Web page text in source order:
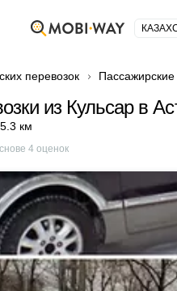
перевозок Пассажирские
из Кульсар в
км
4оценок